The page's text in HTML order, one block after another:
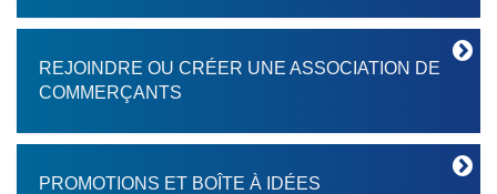
REJOINDRE OU CRÉER UNE ASSOCIATION DE
COMMERÇANTS
PROMOTIONS ET BOÎTE À IDÉES